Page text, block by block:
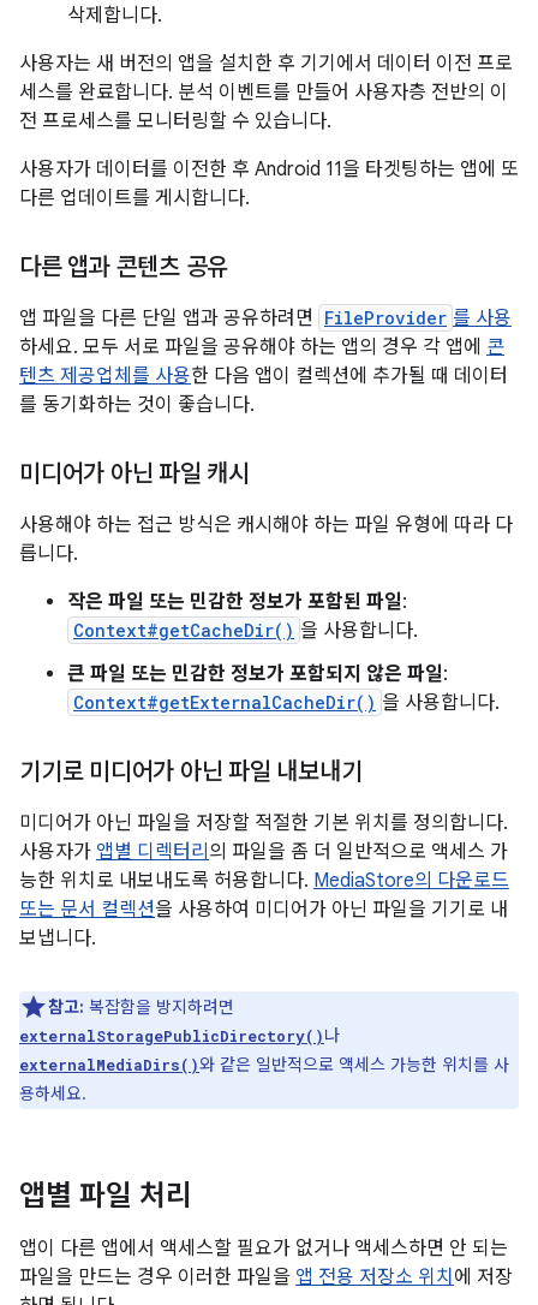
삭제합니다.
사용자는 새 버전의 앱을 설치한 후 기기에서 데이터 이전 프로
세스를 완료합니다. 분석 이벤트를 만들어 사용자층 전반의 이
전 프로세스를 모니터링할 수 있습니다.
사용자가 데이터를 이전한 후 Android 11을 타겟팅하는 앱에 또
다른 업데이트를 게시합니다.
다른 앱과 콘텐츠 공유
앱 파일을 다른 단일 앱과 공유하려면 FileProvider 를 사용
하세요. 모두 서로 파일을 공유해야 하는 앱의 경우 각 앱에 콘
텐츠 제공업체를 사용한 다음 앱이 컬렉션에 추가될 때 데이터
를 동기화하는 것이 좋습니다.
미디어가 아닌 파일 캐시
사용해야 하는 접근 방식은 캐시해야 하는 파일 유형에 따라 다
릅니다.
작은 파일 또는 민감한 정보가 포함된 파일:
Context#getCacheDir() 을 사용합니다.
큰 파일 또는 민감한 정보가 포함되지 않은 파일:
Context#getExternalCacheDir() 을 사용합니다.
기기로 미디어가 아닌 파일 내보내기
미디어가 아닌 파일을 저장할 적절한 기본 위치를 정의합니다.
사용자가 앱별 디렉터리 의 파일을 좀 더 일반적으로 액세스 가
능한 위치로 내보내도록 허용합니다. MediaStore의 다운로드
또는 문서 컬렉션을 사용하여 미디어가 아닌 파일을 기기로 내
보냅니다.
참고: 복잡함을 방지하려면
externalStoragePublicDirectory()나
externalMediaDirs()와 같은 일반적으로 액세스 가능한 위치를 사
용하세요.
앱별 파일 처리
앱이 다른 앱에서 액세스할 필요가 없거나 액세스하면 안 되는
파일을 만드는 경우 이러한 파일을 앱 전용 저장소 위치 에 저장